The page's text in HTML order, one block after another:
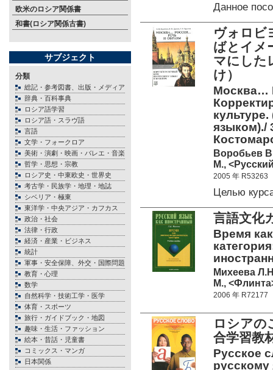
欧米のロシア関係書
和書(ロシア関係古書)
サブジェクト
分類
総記・参考図書、出版・メディア
辞典・百科事典
ロシア語学習
ロシア語・スラヴ語
言語
文学・フォークロア
美術・演劇・映画・バレエ・音楽
哲学・思想・宗教
ロシア史・中東欧史・世界史
考古学・民族学・地理・地誌
シベリア・極東
東洋学・中央アジア・カフカス
政治・社会
法律・行政
経済・産業・ビジネス
統計
軍事・安全保障、外交・国際問題
教育・心理
数学
自然科学・技術工学・医学
体育・スポーツ
旅行・ガイドブック・地図
趣味・生活・ファッション
絵本・昔話・児童書
コミックス・マンガ
日本関係
Данное
ヴォロ
ばとイメ
マにした
け）
Москва…
языком)./
Воробьев
М.,
2005 年 R53263
Целью
言語文化
Время
Михеева
М.,
2006 年 R72177
ロシア
合学習
Русское
русскому